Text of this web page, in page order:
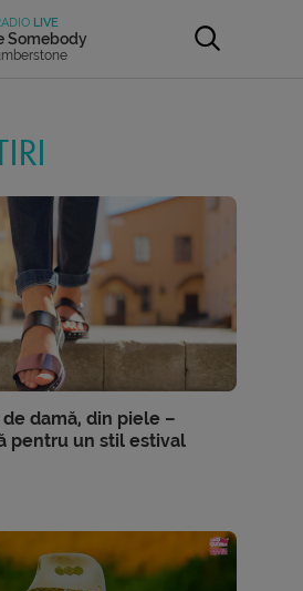
LIVE
Somebody
damă, din piele –
pentru un stil estival